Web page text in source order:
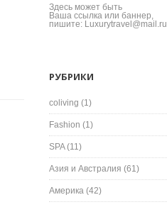
Здесь может быть
Ваша ссылка или баннер,
пишите: Luxurytravel@mail.ru
РУБРИКИ
coliving (1)
Fashion (1)
SPA(11)
Азия и Австралия (61)
Америка (42)